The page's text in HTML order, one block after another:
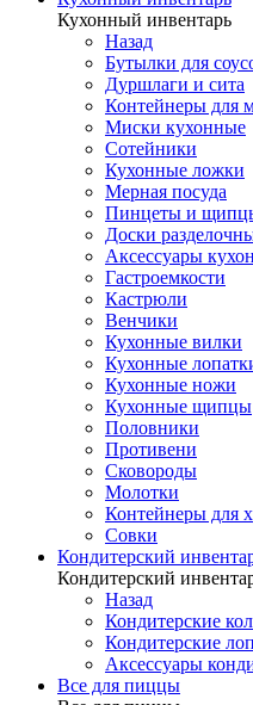
Кухонный инвентарь
Назад
Бутылки для
Дуршлаги и сита
Контейнеры для
Миски кухонные
Сотейники
Кухонные ложки
Мерная посуда
Пинцеты и
Доски
Аксессуары
Гастроемкости
Кастрюли
Венчики
Кухонные вилки
Кухонные
Кухонные ножи
Кухонные щипцы
Половники
Противени
Сковороды
Молотки
Контейнеры для
Совки
Кондитерский
Кондитерский
Назад
Кондитерские
Кондитерские
Аксессуары
Все для пиццы